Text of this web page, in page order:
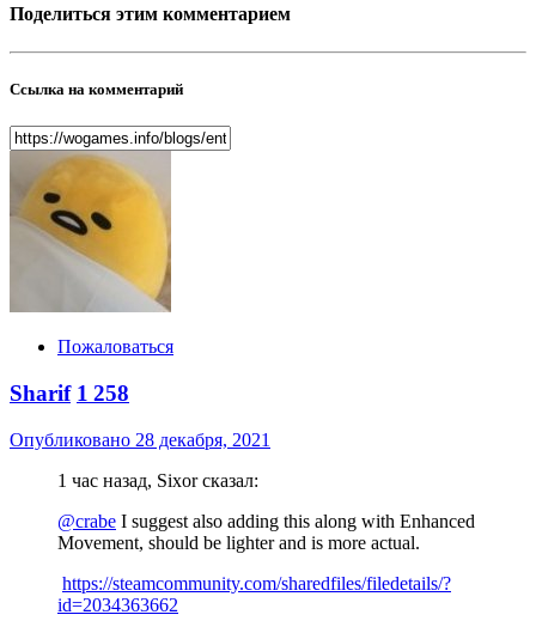
Поделиться этим комментарием
Ссылка на комментарий
Пожаловаться
Sharif 1 258
Опубликовано 28 декабря, 2021
1 час назад, Sixor сказал:
@crabe I suggest also adding this along with Enhanced
Movement, should be lighter and is more actual.
https://steamcommunity.com/sharedfiles/filedetails/?
id=2034363662